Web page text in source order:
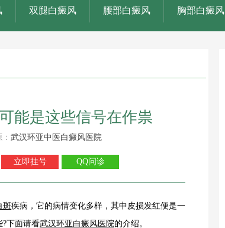
双腿白癜风 腰部白癜风 胸部白癜风
能是这些信号在作祟
武汉环亚中医白癜风医院
立即挂号 QQ问诊
斑疾病，它的病情变化多样，其中皮损发红便是一
?下面请看武汉环亚白癜风医院的介绍。